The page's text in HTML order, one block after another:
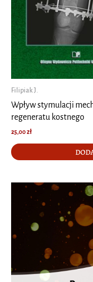
Filipiak J.
Wpływ stymulacji
regeneratu kostnego
25,00zł